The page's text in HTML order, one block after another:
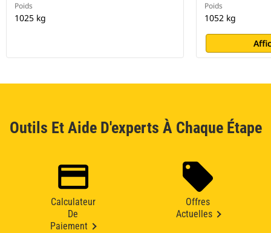
Poids
1025 kg
Poids
1052 kg
Outils Et Aide D'experts À Chaque Étape
Calculateur
De
Paiement
Offres
Actuelles